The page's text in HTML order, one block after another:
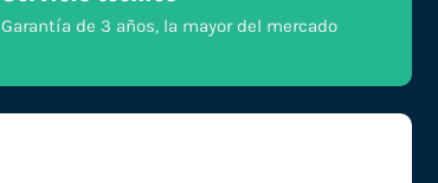
Garantía de 3 años, la mayor del mercado